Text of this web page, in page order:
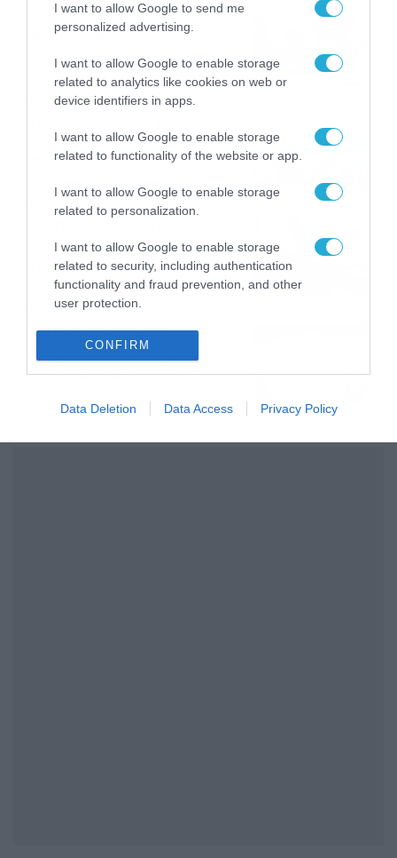
I want to allow Google to send me
personalized advertising.
I want to allow Google to enable storage
related to analytics like cookies on web or
device identifiers in apps.
I want to allow Google to enable storage
related to functionality of the website or app.
I want to allow Google to enable storage
related to personalization.
I want to allow Google to enable storage
related to security, including authentication
functionality and fraud prevention, and other
user protection.
CONFIRM
Data Deletion Data Access Privacy Policy
Καιρός 6-8: Ανεβαίνει η
θερμοκρασία, 40άρια το
Σαββατοκύριακο… (vid)
06/08/2026 22:00
προσφορά* και ενισχυμένες
αποδόσεις από
γιορτάζουν σήμερα; Χρόνια
Πολλά…
06/08/2026 08:05
Το Release Athens
Festival 2026 άφησε τις
καλύτερες μουσικές